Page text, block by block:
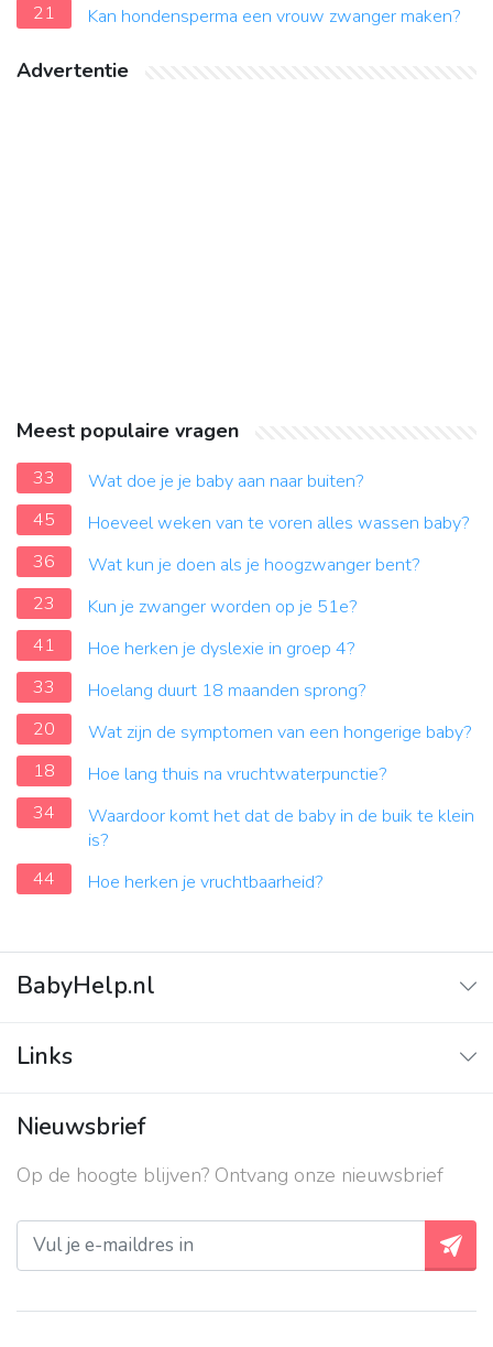
21
Kan hondensperma een vrouw zwanger maken?
Advertentie
Meest populaire vragen
33
Wat doe je je baby aan naar buiten?
45
Hoeveel weken van te voren alles wassen baby?
36
Wat kun je doen als je hoogzwanger bent?
23
Kun je zwanger worden op je 51e?
41
Hoe herken je dyslexie in groep 4?
33
Hoelang duurt 18 maanden sprong?
20
Wat zijn de symptomen van een hongerige baby?
18
Hoe lang thuis na vruchtwaterpunctie?
34
Waardoor komt het dat de baby in de buik te klein
is?
44
Hoe herken je vruchtbaarheid?
BabyHelp.nl
Vraag & Antwoord
Links
Contact
Over ons
Privacy beleid
Nieuwsbrief
Op de hoogte blijven? Ontvang onze nieuwsbrief